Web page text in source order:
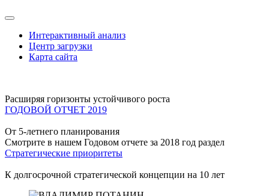
Интерактивный анализ
Центр загрузки
Карта сайта
Расширяя горизонты устойчивого роста
ГОДОВОЙ ОТЧЕТ 2019
От 5-летнего планирования
Смотрите в нашем Годовом отчете за 2018 год раздел
Стратегические приоритеты
К долгосрочной стратегической концепции на 10 лет